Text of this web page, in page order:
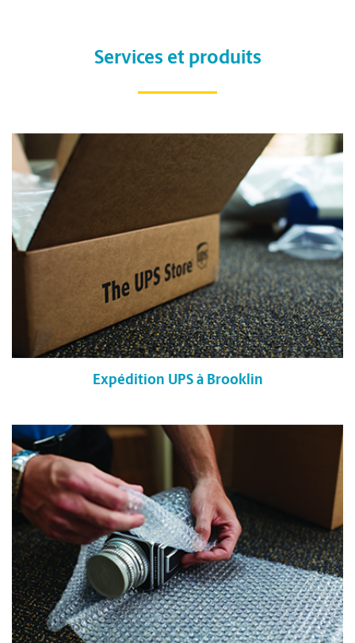
Services et produits
Expédition UPS à Brooklin